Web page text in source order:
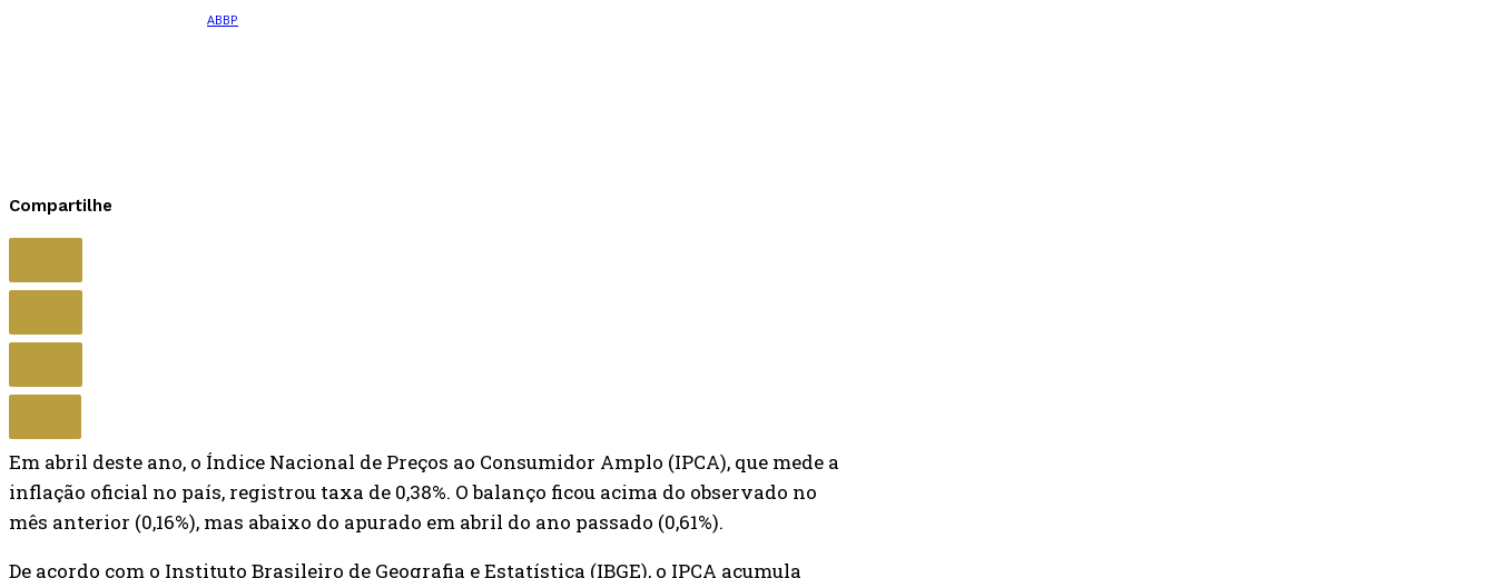
Compartilhe
Em abril deste ano, o Índice Nacional de Preços ao Consumidor Amplo (IPCA), que mede a
inflação oficial no país, registrou taxa de 0,38%. O balanço ficou acima do observado no
mês anterior (0,16%), mas abaixo do apurado em abril do ano passado (0,61%).
De acordo com o Instituto Brasileiro de Geografia e Estatística (IBGE), o IPCA acumula